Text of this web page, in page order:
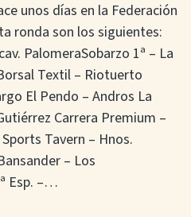
unos días en la Federación
ronda son los siguientes:
PalomeraSobarzo 1ª – La
Textil – Riotuerto
El Pendo – Andros La
Carrera Premium –
Tavern – Hnos.
– Los
Esp. –…